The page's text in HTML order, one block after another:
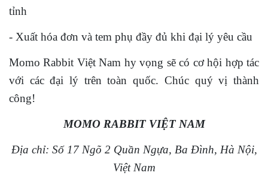
tỉnh
- Xuất hóa đơn và tem phụ đầy đủ khi đại lý yêu cầu
Momo Rabbit Việt Nam hy vọng sẽ có cơ hội hợp tác
với các đại lý trên toàn quốc. Chúc quý vị thành
công!
MOMO RABBIT VIỆT NAM
Địa chỉ: Số 17 Ngõ 2 Quần Ngựa, Ba Đình, Hà Nội,
Việt Nam